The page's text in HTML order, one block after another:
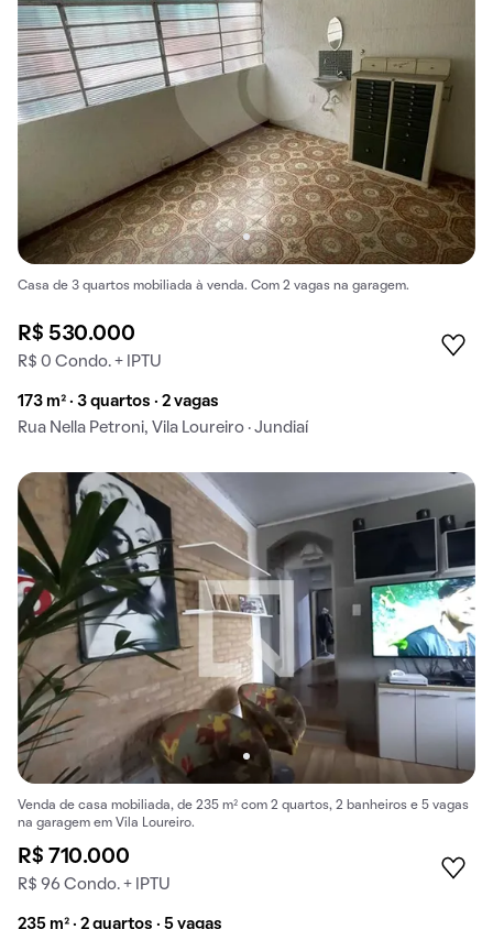
Casa de 3 quartos mobiliada à venda. Com 2 vagas na garagem.
R$ 530.000
R$ 0 Condo. + IPTU
173 m² · 3 quartos · 2 vagas
Rua Nella Petroni, Vila Loureiro · Jundiaí
Venda de casa mobiliada, de 235 m² com 2 quartos, 2 banheiros e 5 vagas
na garagem em Vila Loureiro.
R$ 710.000
R$ 96 Condo. + IPTU
235 m² · 2 quartos · 5 vagas